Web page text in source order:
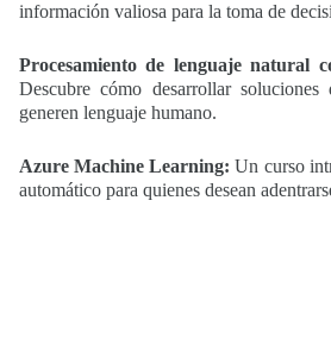
información valiosa para la toma de
Procesamiento de lenguaje natural
Descubre cómo desarrollar
generen lenguaje humano.
Azure Machine Learning: Un curso
automático para quienes desean